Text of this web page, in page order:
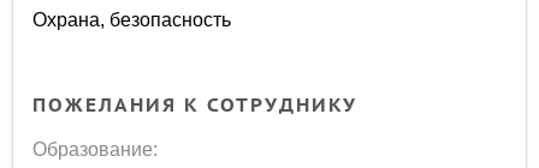
Охрана, безопасность
ПОЖЕЛАНИЯ К СОТРУДНИКУ
Образование: